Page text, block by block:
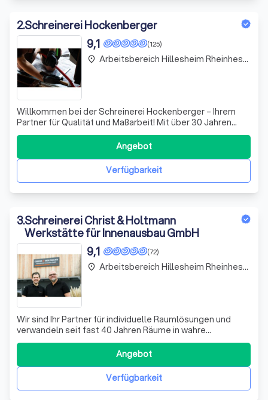
2.Schreinerei Hockenberger
(125)
9,1
Willkommen bei der Schreinerei Hockenberger – Ihrem
Partner für Qualität und Maßarbeit! Mit über 30 Jahren
Erfahrung im Schreinerhandwerk zeichnen wir uns durch
Präzision und Leidenschaft aus. Seit der Übernahme
unserer Schreinerei vor 10 Jahren haben wir uns darauf
spezialisiert, individuelle Lösun
Verfügbarkeit
Angebot
place Arbeitsbereich Hillesheim Rheinhessen
3.Schreinerei Christ & Holtmann
Werkstätte für Innenausbau GmbH
(72)
9,1
Wir sind Ihr Partner für individuelle Raumlösungen und
verwandeln seit fast 40 Jahren Räume in wahre
Raumpersönlichkeiten. Mit viel Leidenschaft und
handwerklichem Geschick schaffen wir langlebige
Unikate, die nicht nur funktional sind, sondern auch das
Wohlbefinden in Ihrem Alltag steigern. Unser T
Verfügbarkeit
Angebot
place Arbeitsbereich Hillesheim Rheinhessen